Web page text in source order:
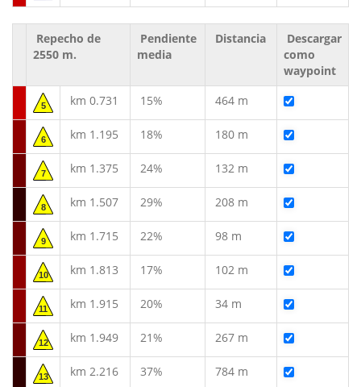
Repecho de
2550 m.
Pendiente
media
Distancia
Descargar
como
waypoint
5 km 0.731 15% 464 m
6 km 1.195 18% 180 m
7 km 1.375 24% 132 m
8 km 1.507 29% 208 m
9 km 1.715 22% 98 m
10 km 1.813 17% 102 m
11 km 1.915 20% 34 m
12 km 1.949 21% 267 m
13 km 2.216 37% 784 m